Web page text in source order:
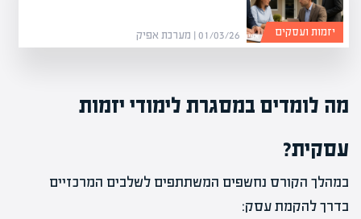
01/03/26 | מערכת אפיק יזמות ועסקים
מה לומדים במסגרת לימודי יזמות
עסקית?
במהלך הקורס נחשפים המשתתפים לשלבים המרכזיים
בדרך להקמת עסק: